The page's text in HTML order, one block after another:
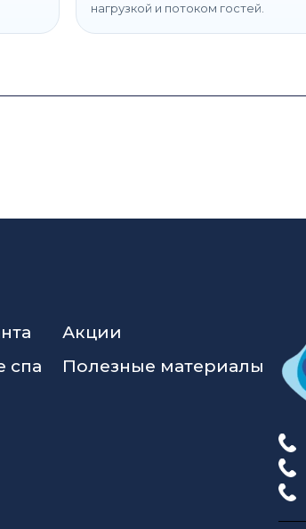
нагрузкой и потоком гостей.
спа
Акции
Полезные материалы